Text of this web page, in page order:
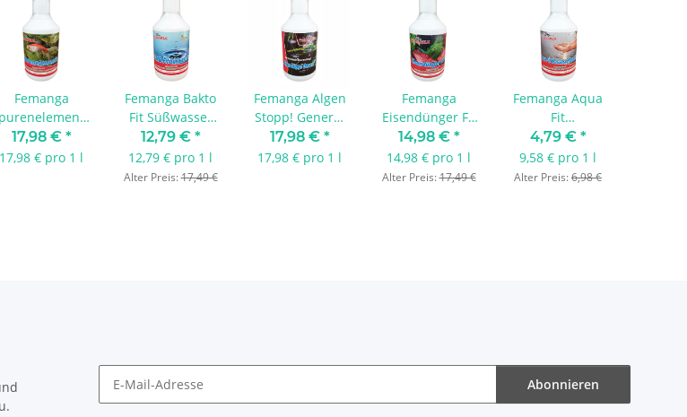
Femanga
1000 ml
17,98 € *
17,98 € pro 1 l
Femanga Bakto
Fit Süßwasser
1000 ml
12,79 € *
12,79 € pro 1 l
Alter Preis:17,49 €
Femanga Algen
Stopp! General
1000 ml
17,98 € *
17,98 € pro 1 l
Femanga
Eisendünger FE
II 1000 ml
14,98 € *
14,98 € pro 1 l
Alter Preis:17,49 €
Femanga Aqua
Fit
Wasseraufbereiter
500 ml
4,79 € *
9,58 € pro 1 l
Alter Preis:6,98 €
Abonnieren